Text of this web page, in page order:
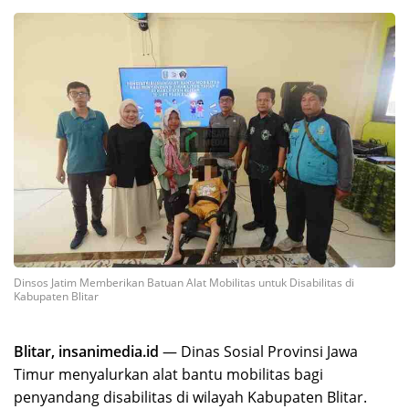
Dinsos Jatim Memberikan Batuan Alat Mobilitas untuk Disabilitas di
Kabupaten Blitar
Blitar, insanimedia.id — Dinas Sosial Provinsi Jawa
Timur menyalurkan alat bantu mobilitas bagi
penyandang disabilitas di wilayah Kabupaten Blitar.